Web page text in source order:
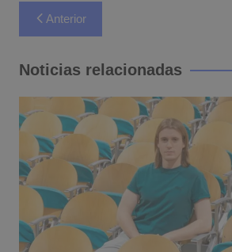
Navegación
de
entradas
Anterior
Noticias relacionadas